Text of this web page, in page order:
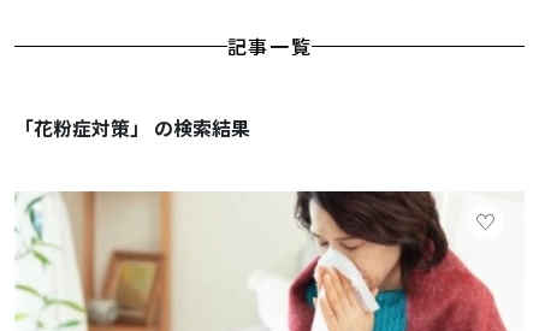
記事一覧
「花粉症対策」 の検索結果